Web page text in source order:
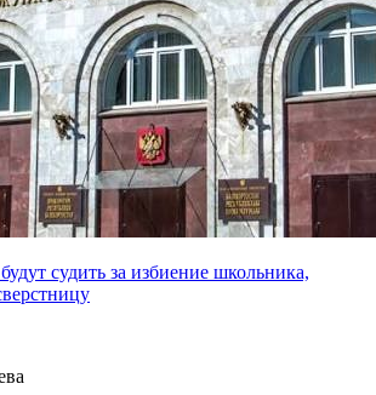
судить за избиение школьника,